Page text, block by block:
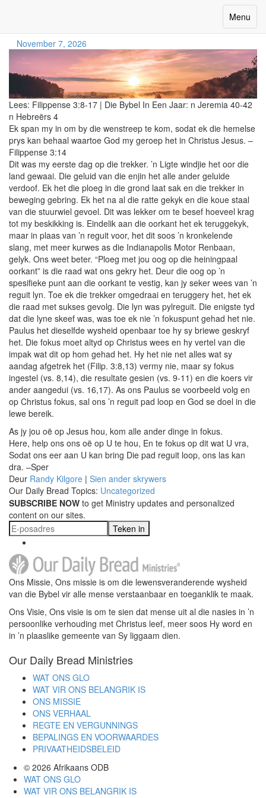
Toggle
Menu
November 7, 2026
Lees: Filippense 3:8-17 | Die Bybel In Een Jaar: n Jeremia 40-42
n Hebreërs 4
Ek span my in om by die wenstreep te kom, sodat ek die hemelse
prys kan behaal waartoe God my geroep het in Christus Jesus. –
Filippense 3:14
Dit was my eerste dag op die trekker. ’n Ligte windjie het oor die
land gewaai. Die geluid van die enjin het alle ander geluide
verdoof. Ek het die ploeg in die grond laat sak en die trekker in
beweging gebring. Ek het na al die ratte gekyk en die koue staal
van die stuurwiel gevoel. Dit was lekker om te besef hoeveel krag
tot my beskikking is. Eindelik aan die oorkant het ek teruggekyk,
maar in plaas van ’n reguit voor, het dit soos ’n kronkelende
slang, met meer kurwes as die Indianapolis Motor Renbaan,
gelyk. Ons weet beter. “Ploeg met jou oog op die heiningpaal
oorkant” is die raad wat ons gekry het. Deur die oog op ’n
spesifieke punt aan die oorkant te vestig, kan jy seker wees van ’n
reguit lyn. Toe ek die trekker omgedraai en teruggery het, het ek
die raad met sukses gevolg. Die lyn was pylreguit. Die enigste tyd
dat die lyne skeef was, was toe ek nie ’n fokuspunt gehad het nie.
Paulus het dieselfde wysheid openbaar toe hy sy briewe geskryf
het. Die fokus moet altyd op Christus wees en hy vertel van die
impak wat dit op hom gehad het. Hy het nie net alles wat sy
aandag afgetrek het (Filip. 3:8,13) vermy nie, maar sy fokus
ingestel (vs. 8,14), die resultate gesien (vs. 9-11) en die koers vir
ander aangedui (vs. 16,17). As ons Paulus se voorbeeld volg en
op Christus fokus, sal ons ’n reguit pad loop en God se doel in die
lewe bereik.
As jy jou oë op Jesus hou, kom alle ander dinge in fokus.
Here, help ons ons oë op U te hou, En te fokus op dit wat U vra,
Sodat ons eer aan U kan bring Die pad reguit loop, ons las kan
dra. –Sper
Deur Randy Kilgore | Sien ander skrywers
Our Daily Bread Topics: Uncategorized
SUBSCRIBE NOW to get Ministry updates and personalized
content on our sites.
Teken in
Ons Missie, Ons missie is om die lewensveranderende wysheid
van die Bybel vir alle mense verstaanbaar en toeganklik te maak.
Ons Visie, Ons visie is om te sien dat mense uit al die nasies in ’n
persoonlike verhouding met Christus leef, meer soos Hy word en
in ’n plaaslike gemeente van Sy liggaam dien.
Our Daily Bread Ministries
WAT ONS GLO
WAT VIR ONS BELANGRIK IS
ONS MISSIE
ONS VERHAAL
REGTE EN VERGUNNINGS
BEPALINGS EN VOORWAARDES
PRIVAATHEIDSBELEID
© 2026 Afrikaans ODB
WAT ONS GLO
WAT VIR ONS BELANGRIK IS